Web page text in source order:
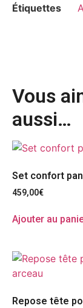
Étiquettes
Vous
aussi…
Set confort
459,00€
Ajouter au
Repose tête